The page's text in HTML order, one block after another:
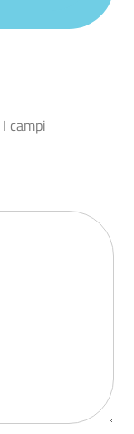
I campi